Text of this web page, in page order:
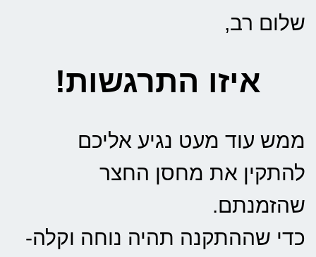
שלום רב,
איזו התרגשות!
ממש עוד מעט נגיע אליכם
להתקין את מחסן החצר
שהזמנתם.
כדי שההתקנה תהיה נוחה וקלה-